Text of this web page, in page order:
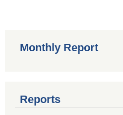
Monthly Report
Reports